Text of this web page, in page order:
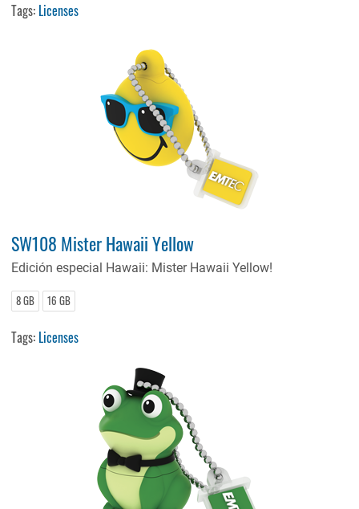
Tags: Licenses
SW108 Mister Hawaii Yellow
Edición especial Hawaii: Mister Hawaii Yellow!
8 GB 16 GB
Tags: Licenses